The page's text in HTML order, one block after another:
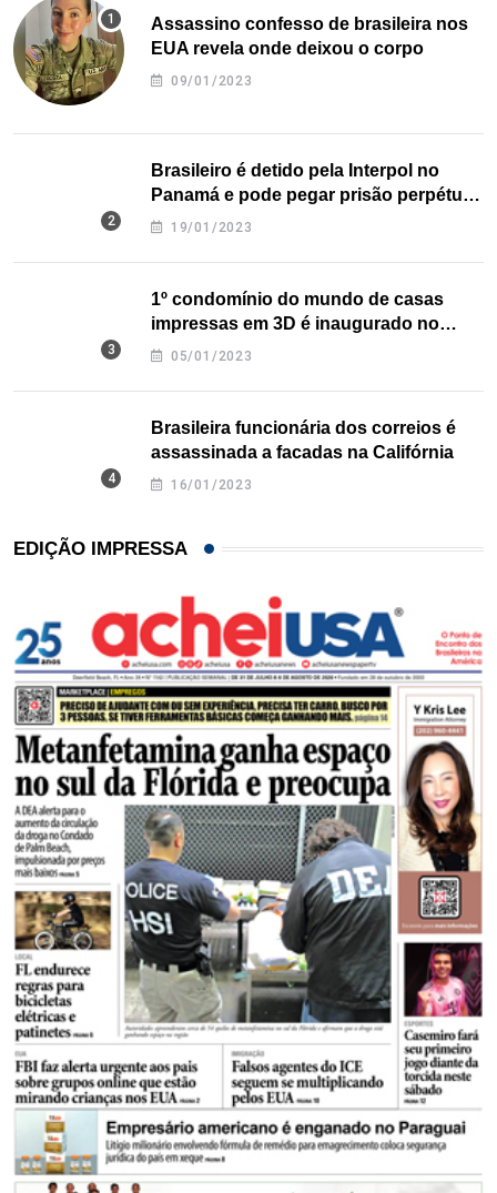
Assassino confesso de brasileira nos
EUA revela onde deixou o corpo
09/01/2023
Brasileiro é detido pela Interpol no
Panamá e pode pegar prisão perpétua
nos EUA
19/01/2023
1º condomínio do mundo de casas
impressas em 3D é inaugurado no
Texas
05/01/2023
Brasileira funcionária dos correios é
assassinada a facadas na Califórnia
16/01/2023
EDIÇÃO IMPRESSA